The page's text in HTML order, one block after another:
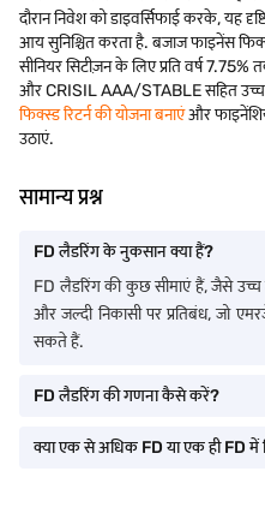
दौरान निवेश को डाइवर्सिफाई करके, यह
आय सुनिश्चित करता है. बजाज फाइनेंस
सीनियर सिटीज़न के लिए प्रति वर्ष
और CRISIL AAA/STABLE सहित उच्च
फिक्स्ड रिटर्न की योजना बनाएंऔर
उठाएं.
सामान्य प्रश्न
FD लैडरिंग के नुकसान क्या हैं?
FD लैडरिंग की कुछ सीमाएं हैं, जैसे उच्च
और जल्दी निकासी पर प्रतिबंध, जो
सकते हैं.
FD लैडरिंग की गणना कैसे करें?
क्या एक से अधिक FD या एक ही FD में